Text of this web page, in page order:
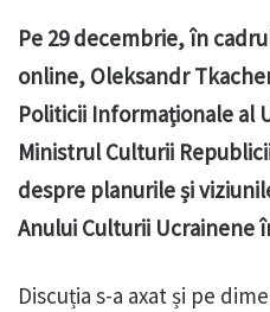
Pe 29 decembrie, în
online, Oleksandr
Politicii Informaționale al
Ministrul Culturii
despre planurile și
Anului Culturii Ucrainene
Discuția s-a axat și pe